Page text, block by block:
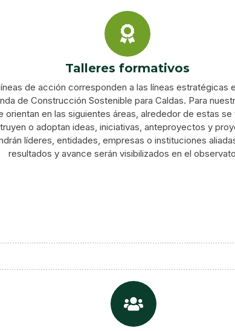
Talleres formativos
de acción corresponden a las líneas estratégicas
de Construcción Sostenible para Caldas. Para
orientan en las siguientes áreas, alrededor de estas se
o adoptan ideas, iniciativas, anteproyectos y
líderes, entidades, empresas o instituciones
resultados y avance serán visibilizados en el